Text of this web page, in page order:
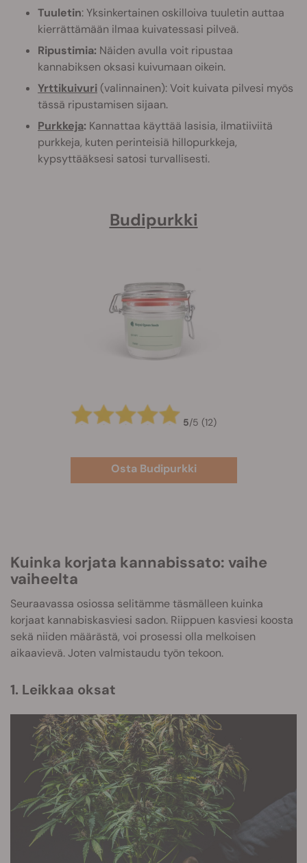
Tuuletin: Yksinkertainen oskilloiva tuuletin auttaa
kierrättämään ilmaa kuivatessasi pilveä.
Ripustimia: Näiden avulla voit ripustaa
kannabiksen oksasi kuivumaan oikein.
Yrttikuivuri (valinnainen): Voit kuivata pilvesi myös
tässä ripustamisen sijaan.
Purkkeja: Kannattaa käyttää lasisia, ilmatiiviitä
purkkeja, kuten perinteisiä hillopurkkeja,
kypsyttääksesi satosi turvallisesti.
Budipurkki
5/5 (12)
Osta Budipurkki
Kuinka korjata kannabissato: vaihe
vaiheelta
Seuraavassa osiossa selitämme täsmälleen kuinka
korjaat kannabiskasviesi sadon. Riippuen kasviesi koosta
sekä niiden määrästä, voi prosessi olla melkoisen
aikaavievä. Joten valmistaudu työn tekoon.
1. Leikkaa oksat